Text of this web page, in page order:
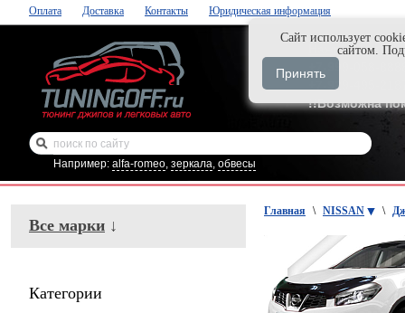
Оплата Доставка Контакты Юридическая информация
Нажми и
+7-929-495-
!!Возможна
Например: alfa-romeo, зеркала, обвесы
Все марки ↓
Категории
Главная \ NISSAN \
Cайт использует
сайтом.
Принять